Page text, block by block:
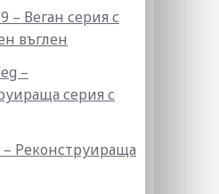
– Веган серия с
въглен
–
серия с
– Реконструираща